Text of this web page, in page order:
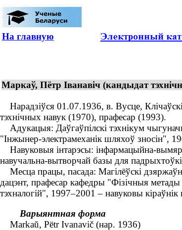
На главную
Маркаў, Пётр Іванавіч (кандыдат
Нарадзіўся 01.07.1936, в. Вусце, Клічаўскі
тэхнічных навук (1970), прафесар (1993).
Адукацыя: Даўгаўпілскі тэхнікум
"Інжынер-электрамеханік шляхоў зносін",
Навуковыя інтарэсы: інфармацыйна-
навучальна-вытворчай базы для
Месца працы, пасада: Магілёўскі
дацэнт, прафесар кафедры "Фізічныя
тэхналогій", 1997–2001 – навуковы
Варыянтная форма
Markaŭ, Pëtr Ivanavič (нар. 1936)